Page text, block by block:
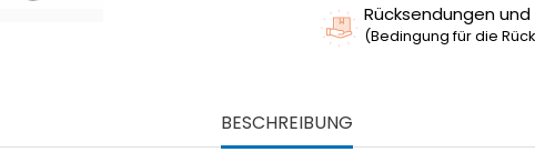
Rücksendungen
(Bedingung für die
BESCHREIBUNG